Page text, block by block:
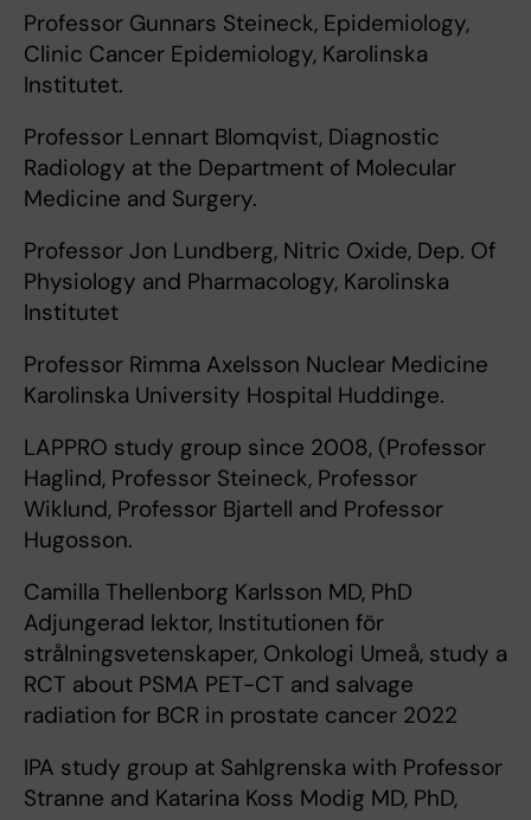
Professor Gunnars Steineck, Epidemiology,
Clinic Cancer Epidemiology, Karolinska
Institutet.
Professor Lennart Blomqvist, Diagnostic
Radiology at the Department of Molecular
Medicine and Surgery.
Professor Jon Lundberg, Nitric Oxide, Dep. Of
Physiology and Pharmacology, Karolinska
Institutet
Professor Rimma Axelsson Nuclear Medicine
Karolinska University Hospital Huddinge.
LAPPRO study group since 2008, (Professor
Haglind, Professor Steineck, Professor
Wiklund, Professor Bjartell and Professor
Hugosson.
Camilla Thellenborg Karlsson MD, PhD
Adjungerad lektor, Institutionen för
strålningsvetenskaper, Onkologi Umeå, study a
RCT about PSMA PET-CT and salvage
radiation for BCR in prostate cancer 2022
IPA study group at Sahlgrenska with Professor
Stranne and Katarina Koss Modig MD, PhD,